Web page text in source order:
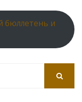
бюллетень и